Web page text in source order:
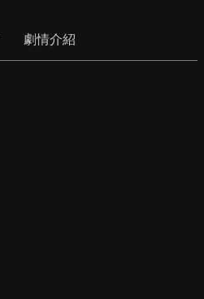
劇情介紹